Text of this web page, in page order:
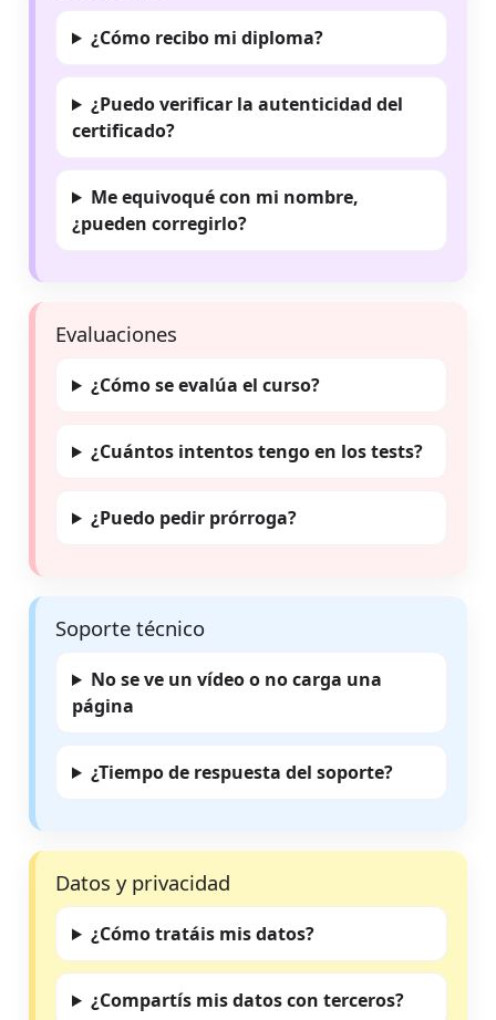
¿Cómo recibo mi diploma?
¿Puedo verificar la autenticidad del
certificado?
Me equivoqué con mi nombre,
¿pueden corregirlo?
Evaluaciones
¿Cómo se evalúa el curso?
¿Cuántos intentos tengo en los tests?
¿Puedo pedir prórroga?
Soporte técnico
No se ve un vídeo o no carga una
página
¿Tiempo de respuesta del soporte?
Datos y privacidad
¿Cómo tratáis mis datos?
¿Compartís mis datos con terceros?